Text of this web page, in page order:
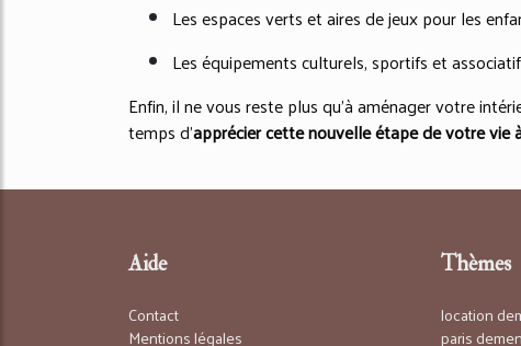
Les espaces verts et aires de jeux pour les
Les équipements culturels, sportifs et
Enfin, il ne vous reste plus qu’à aménager votre
temps d’apprécier cette nouvelle étape de votre vie
Aide
Contact
Mentions légales
Thèmes
location
paris